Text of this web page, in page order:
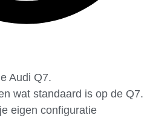
Audi Q7.
wat standaard is op de Q7.
eigen configuratie